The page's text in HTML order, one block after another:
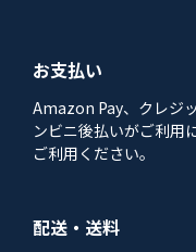
お支払い
Amazon Pay、クレジ
ンビニ後払いがご利用
ご利用ください。
配送・送料